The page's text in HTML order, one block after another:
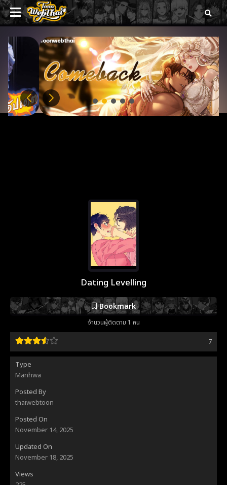
Dating Levelling
Bookmark
จำนวนผู้ติดตาม 1 คน
7
Type
Manhwa
Posted By
thaiwebtoon
Posted On
November 14, 2025
Updated On
November 18, 2025
Views